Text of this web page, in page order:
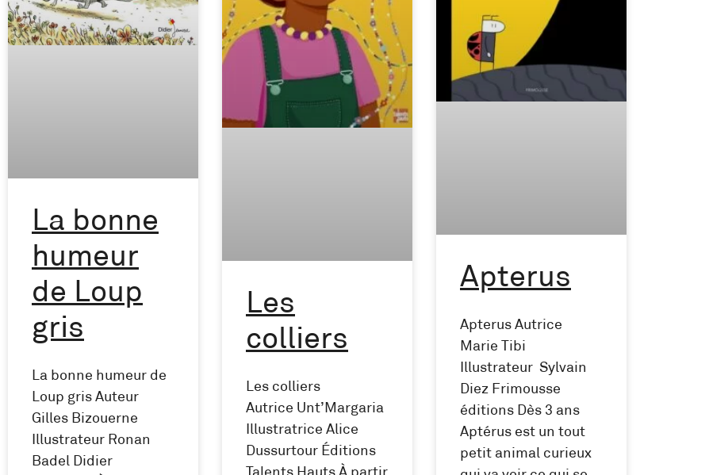
La bonne
humeur
de Loup
gris
La bonne humeur de
Loup gris Auteur
Gilles Bizouerne
Illustrateur Ronan
Badel Didier
Les
colliers
Les colliers
Autrice Unt’Margaria
Illustratrice Alice
Dussurtour Éditions
Apterus
Apterus Autrice
Marie Tibi
Illustrateur Sylvain
Diez Frimousse
éditions Dès 3 ans
Aptérus est un tout
petit animal curieux